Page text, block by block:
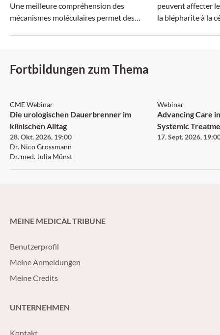
Une meilleure compréhension des
mécanismes moléculaires permet des
peuvent affecter
la blépharite à la
Fortbildungen zum Thema
CME Webinar
Die urologischen Dauerbrenner im
klinischen Alltag
28. Okt. 2026, 19:00
Dr. Nico Grossmann
Dr. med. Julia Münst
Webinar
Advancing Care
Systemic
17. Sept. 2026,
MEINE MEDICAL TRIBUNE
Benutzerprofil
Meine Anmeldungen
Meine Credits
UNTERNEHMEN
Kontakt